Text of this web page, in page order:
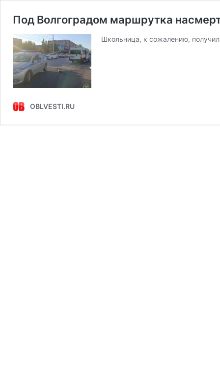
Под Волгоградом маршрутка
Школьница, к сожалению,
OBLVESTI.RU